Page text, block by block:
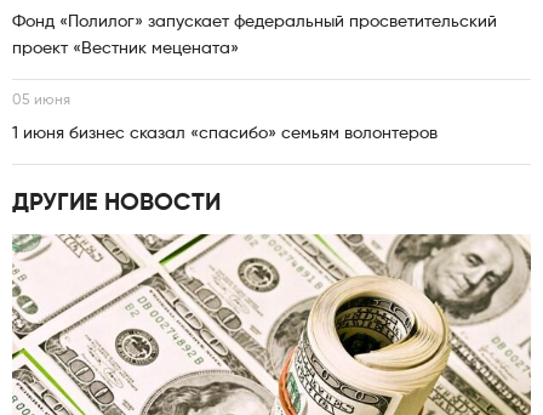
Фонд «Полилог» запускает федеральный просветительский
проект «Вестник мецената»
05 июня
1 июня бизнес сказал «спасибо» семьям волонтеров
ДРУГИЕ НОВОСТИ